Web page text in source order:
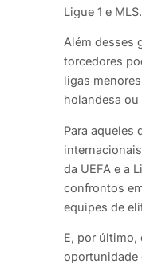
Ligue 1 e MLS.
Além desses
torcedores
ligas
holandesa ou
Para aqueles
da UEFA e a
confrontos
equipes de
E, por último,
oportunidade